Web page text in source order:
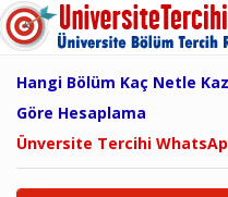
Hangi Bölüm Kaç Netle
Göre Hesaplama
Ünversite Tercihi